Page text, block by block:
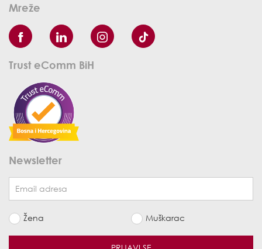
Mreže
Trust eComm BiH
Newsletter
Žena Muškarac